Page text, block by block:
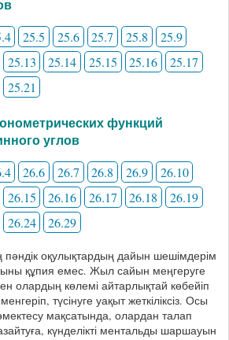
25.5 25.6 25.7 25.8
25.9
25.13 25.14 25.15 25.16
25.17
25.21
функций
углов
26.6 26.7 26.8 26.9
26.10
26.15 26.16 26.17 26.18
26.19
26.24 26.29
оқулықтардың дайын шешімдерім
құпия емес. Жыл сайын меңгеруге
олардың көлемі айтарлықтай көбейіп
түсінуге уақыт жеткіліксіз. Осы
мақсатында, олардан талап
күнделікті ментальды шаршауын